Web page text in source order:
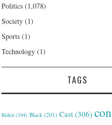
Politics (1,078)
Society (1)
Sports (1)
Technology (1)
TAGS
Biden (194) Black (201) Cast (306) con